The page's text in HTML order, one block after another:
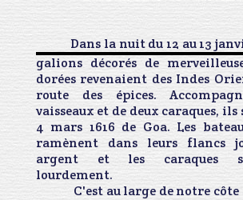
Dans la nuit du 12 au 13
galions décorés de
dorées revenaient des Indes
route des épices.
vaisseaux et de deux caraques,
4 mars 1616 de Goa. Les
ramènent dans leurs flancs
argent et les caraques
lourdement.
C'est au large de notre